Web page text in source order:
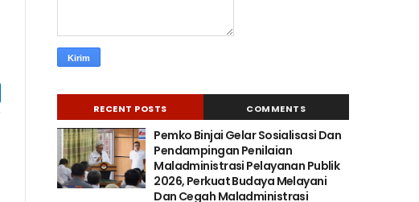
RECENT POSTS COMMENTS
Pemko Binjai Gelar Sosialisasi Dan
Pendampingan Penilaian
Maladministrasi Pelayanan Publik
2026, Perkuat Budaya Melayani
Dan Cegah Maladministrasi